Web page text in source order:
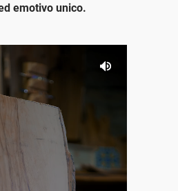
emotivo unico.